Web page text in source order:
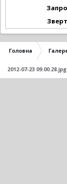
Головна
2012-07-23 09.00.28.jpg